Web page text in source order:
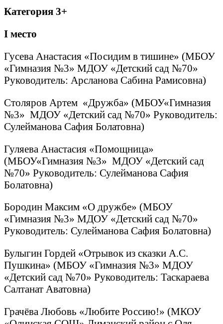
Категория 3+
I место
Гусева Анастасия «Посидим в тишине» (МБОУ
«Гимназия №3» МДОУ «Детский сад №70»
Руководитель: Арсланова Сабина Рамисовна)
Столяров Артем «Дружба» (МБОУ«Гимназия
№3» МДОУ «Детский сад №70» Руководитель:
Сулейманова Сафия Болатовна)
Гуляева Анастасия «Помощница»
(МБОУ«Гимназия №3» МДОУ «Детский сад
№70» Руководитель: Сулейманова Сафия
Болатовна)
Бородин Максим «О дружбе» (МБОУ
«Гимназия №3» МДОУ «Детский сад №70»
Руководитель: Сулейманова Сафия Болатовна)
Булыгин Гордей «Отрывок из сказки А.С.
Пушкина» (МБОУ «Гимназия №3» МДОУ
«Детский сад №70» Руководитель: Таскараева
Салтанат Аватовна)
Грачёва Любовь «Любите Россию!» (МКОУ